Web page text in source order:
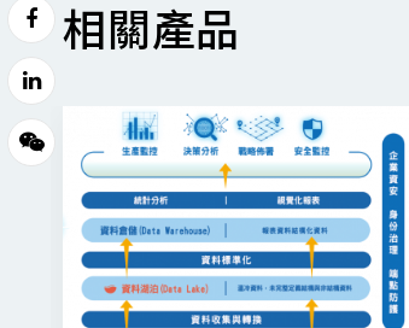
相關產品